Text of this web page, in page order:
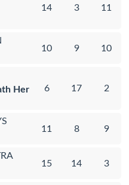
14 3 11
10 9 10
Her
6 17 2
11 8 9
15 14 3